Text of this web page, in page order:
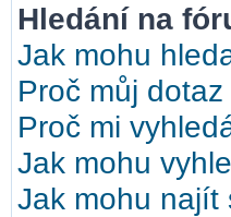
Hledání na
Jak mohu
Proč můj
Proč mi
Jak mohu
Jak mohu najít